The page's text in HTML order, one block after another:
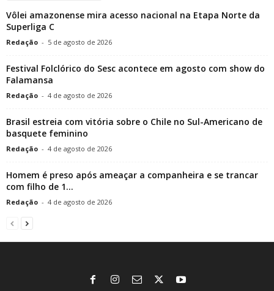
Vôlei amazonense mira acesso nacional na Etapa Norte da
Superliga C
Redação - 5 de agosto de 2026
Festival Folclórico do Sesc acontece em agosto com show do
Falamansa
Redação - 4 de agosto de 2026
Brasil estreia com vitória sobre o Chile no Sul-Americano de
basquete feminino
Redação - 4 de agosto de 2026
Homem é preso após ameaçar a companheira e se trancar
com filho de 1...
Redação - 4 de agosto de 2026